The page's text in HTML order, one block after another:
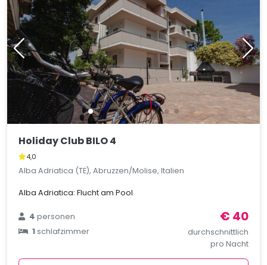
Holiday Club BILO 4
4,0
Alba Adriatica (TE), Abruzzen/Molise, Italien
Alba Adriatica: Flucht am Pool
4personen
1schlafzimmer
€ 40
durchschnittlich
pro Nacht